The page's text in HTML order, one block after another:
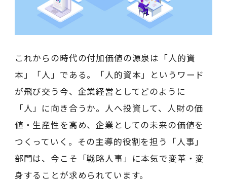
これからの時代の付加価値の源泉は「人的資
本」「人」である。「人的資本」というワード
が飛び交う今、企業経営としてどのように
「人」に向き合うか。人へ投資して、人財の価
値・生産性を高め、企業としての未来の価値を
つくっていく。その主導的役割を担う「人事」
部門は、今こそ「戦略人事」に本気で変革・変
身することが求められています。